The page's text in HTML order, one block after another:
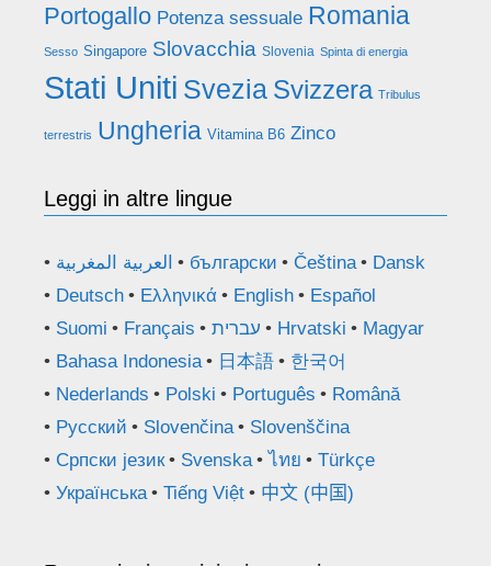
Portogallo Potenza sessuale Romania
Sesso Singapore Slovacchia Slovenia Spinta di energia
Stati Uniti Svezia Svizzera Tribulus
terrestris Ungheria Vitamina B6 Zinco
Leggi in altre lingue
العربية المغربية български Čeština
Dansk
Deutsch
Ελληνικά English
Español
Suomi
Français עברית Hrvatski
Magyar
Bahasa Indonesia
日本語
한국어
Nederlands
Polski Português
Română
Русский
Slovenčina
Slovenščina
Српски језик
Svenska ไทย
Türkçe
Українська
Tiếng Việt 中文 (中国)